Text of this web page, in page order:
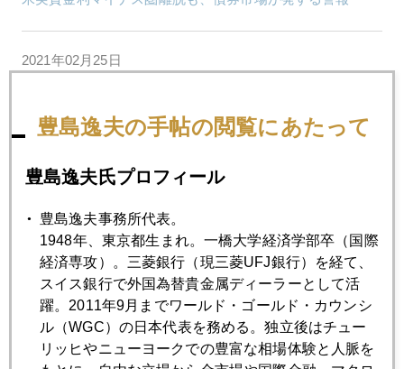
2021年02月25日
2021年02月24日
テスラ社、ビットコイン含み益が本業を上回る日
2021年02月22日
島根県知事発言と新会長選出、外国人投資家も注目
2021年02月19日
ゴールド・スーパーサイクル説
豊島逸夫の手帖の閲覧にあたって
豊島逸夫氏プロフィール
豊島逸夫事務所代表。
1948年、東京都生まれ。一橋大学経済学部卒（国際
経済専攻）。三菱銀行（現三菱UFJ銀行）を経て、
スイス銀行で外国為替貴金属ディーラーとして活
躍。2011年9月までワールド・ゴールド・カウンシ
ル（WGC）の日本代表を務める。独立後はチュー
リッヒやニューヨークでの豊富な相場体験と人脈を